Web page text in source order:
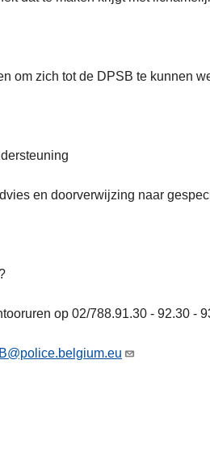
om zich tot de DPSB te kunnen
en doorverwijzing naar
op 02/788.91.30 - 92.30 -